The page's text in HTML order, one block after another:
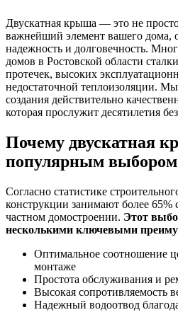
Двускатная крыша — это не
важнейший элемент вашего дома,
надежность и долговечность.
домов в Ростовской области
протечек, высоких
недостаточной теплоизоляции.
создания действительно
которая прослужит десятилетия
Почему двускатная
популярным выбором
Согласно статистике
конструкции занимают более
частном домостроении. Этот
несколькими ключевыми
Оптимальное соотношение
монтаже
Простота обслуживания и
Высокая сопротивляемость
Надежный водоотвод